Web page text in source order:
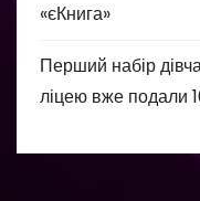
«єКнига»
Перший набір
ліцею вже подали